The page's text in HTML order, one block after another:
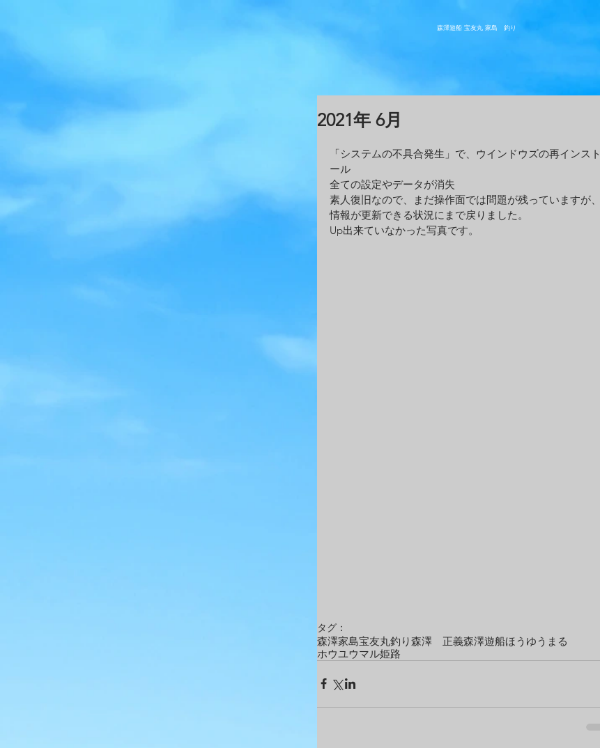
森澤遊船 宝友丸 ​家島 釣り
2021年 6月
「システムの不具合発生」で、ウインドウズの再インスト
ール
全ての設定やデータが消失
素人復旧なので、まだ操作面では問題が残っていますが、
情報が更新できる状況にまで戻りました。
Up出来ていなかった写真です。
タグ：
森澤家島宝友丸釣り森澤 正義森澤遊船ほうゆうまる
ホウユウマル姫路